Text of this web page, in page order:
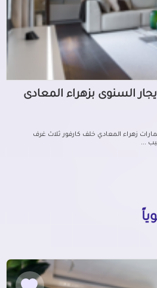
165م للايجار السنوى بزهراء المعادى
زهراء المعادي خلف كارفور ثلاث غرف
...